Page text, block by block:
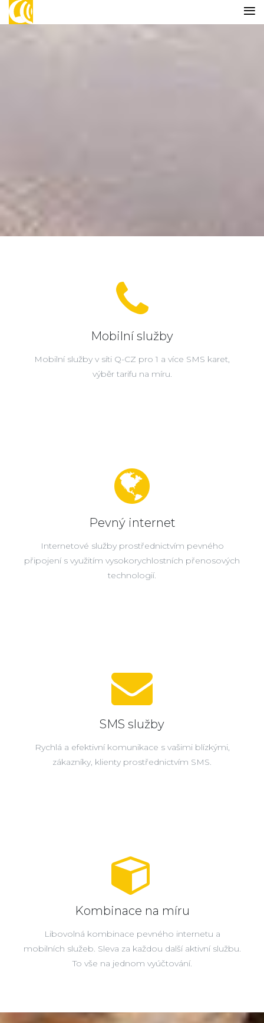
Mobilní služby
Mobilní služby v síti Q-CZ pro 1 a více SMS karet,
výběr tarifu na míru.
Pevný internet
Internetové služby prostřednictvím pevného
připojení s využitím vysokorychlostních přenosových
technologií.
SMS služby
Rychlá a efektivní komunikace s vašimi blízkými,
zákazníky, klienty prostřednictvím SMS.
Kombinace na míru
Libovolná kombinace pevného internetu a
mobilních služeb. Sleva za každou další aktivní službu.
To vše na jednom vyúčtování.